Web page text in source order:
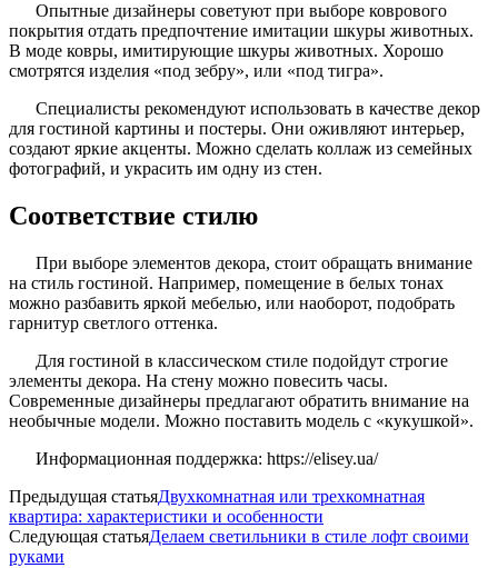
Опытные дизайнеры советуют при выборе коврового
покрытия отдать предпочтение имитации шкуры животных.
В моде ковры, имитирующие шкуры животных. Хорошо
смотрятся изделия «под зебру», или «под тигра».
Специалисты рекомендуют использовать в качестве декор
для гостиной картины и постеры. Они оживляют интерьер,
создают яркие акценты. Можно сделать коллаж из семейных
фотографий, и украсить им одну из стен.
Соответствие стилю
При выборе элементов декора, стоит обращать внимание
на стиль гостиной. Например, помещение в белых тонах
можно разбавить яркой мебелью, или наоборот, подобрать
гарнитур светлого оттенка.
Для гостиной в классическом стиле подойдут строгие
элементы декора. На стену можно повесить часы.
Современные дизайнеры предлагают обратить внимание на
необычные модели. Можно поставить модель с «кукушкой».
Информационная поддержка: https://elisey.ua/
Предыдущая статьяДвухкомнатная или трехкомнатная
квартира: характеристики и особенности
Следующая статьяДелаем светильники в стиле лофт своими
руками